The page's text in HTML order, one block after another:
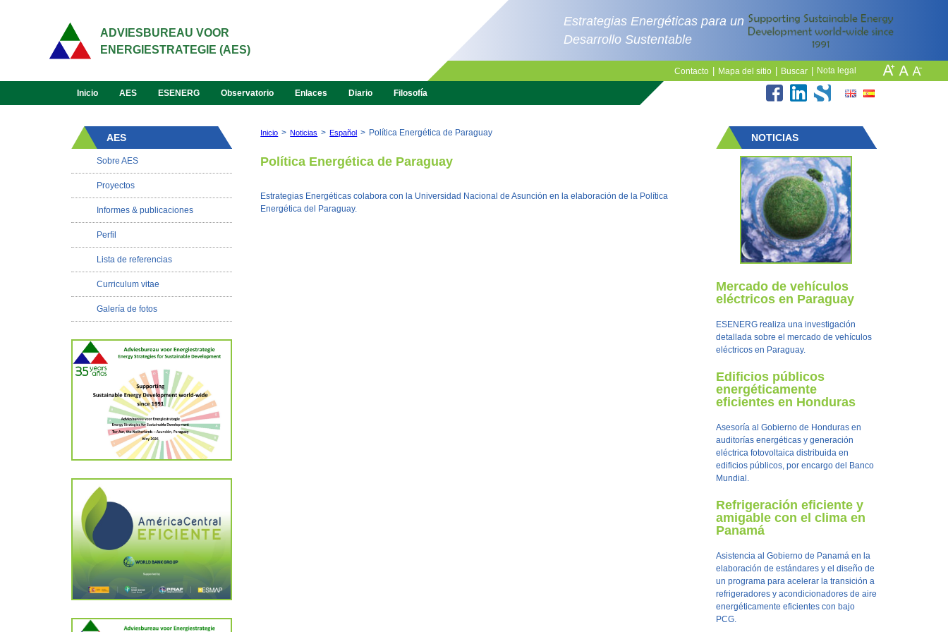
ADVIESBUREAU VOOR
ENERGIESTRATEGIE (AES)
Estrategias Energéticas para un
Desarrollo Sustentable
Contacto Mapa del sitio Buscar Nota legal
Inicio AES ESENERG Observatorio Enlaces Diario Filosofía
AES
Sobre AES
Proyectos
Informes & publicaciones
Perfil
Lista de referencias
Curriculum vitae
Galería de fotos
Inicio > Noticias > Español > Política Energética de Paraguay
Política Energética de Paraguay
Estrategias Energéticas colabora con la Universidad Nacional de Asunción en la elaboración de la Política
Energética del Paraguay.
NOTICIAS
Mercado de vehículos
eléctricos en Paraguay
ESENERG realiza una investigación
detallada sobre el mercado de vehículos
eléctricos en Paraguay.
Edificios públicos
energéticamente
eficientes en Honduras
Asesoría al Gobierno de Honduras en
auditorías energéticas y generación
eléctrica fotovoltaica distribuida en
edificios públicos, por encargo del Banco
Mundial.
Refrigeración eficiente y
amigable con el clima en
Panamá
Asistencia al Gobierno de Panamá en la
elaboración de estándares y el diseño de
un programa para acelerar la transición a
refrigeradores y acondicionadores de aire
energéticamente eficientes con bajo
PCG.